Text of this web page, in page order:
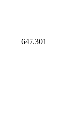
647.301